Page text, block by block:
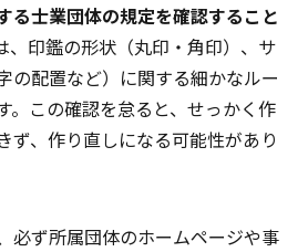
クラウド型ソフト パッケージ型ソフト
る士業団体の規定を確認すること
、印鑑の形状（丸印・角印）、サ
の配置など）に関する細かなルー
。この確認を怠ると、せっかく作
ず、作り直しになる可能性があり
必ず所属団体のホームページや事